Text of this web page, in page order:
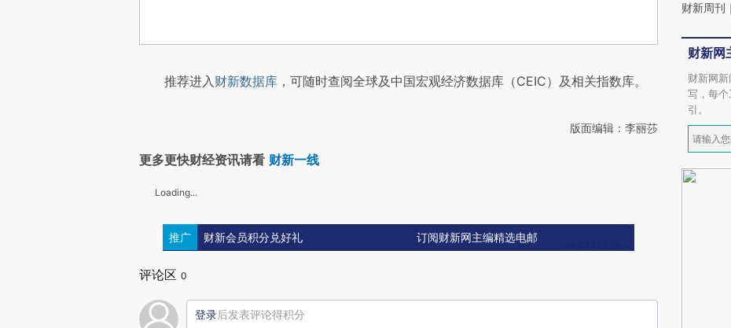
推荐进入财新数据库 ，可随时查阅全球及中国宏观经济数据库（CEIC）及相关指数库。
版面编辑：李丽莎
更多更快财经资讯请看 财新一线
Loading...
推广 财新会员积分兑好礼 订阅财新网主编精选电邮
评论区 0
登录后发表评论得积分
财新周刊 ｜
财新网
财新网
写，每
引。